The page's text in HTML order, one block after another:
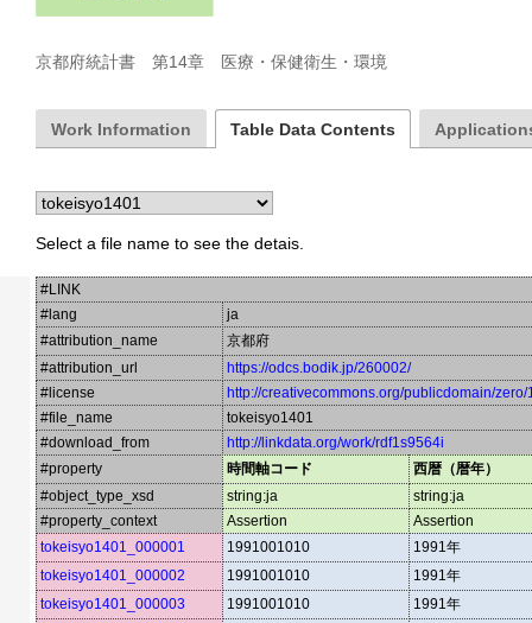
京都府統計書　第14章　医療・保健衛生・環境
Work Information Table Data Contents
Select a file name to see the detais.
#LINK
#lang
ja
#attribution_name
京都府
#attribution_url
https://odcs.bodik.jp/260002/
#license
http://creativecommons.org/publicdomain/
#file_name
tokeisyo1401
#download_from
http://linkdata.org/work/rdf1s9564i
#property
時間軸コード
西暦（暦年）
#object_type_xsd
string:ja
string:ja
#property_context
Assertion
Assertion
tokeisyo1401_000001
1991001010
1991年
tokeisyo1401_000002
1991001010
1991年
tokeisyo1401_000003
1991001010
1991年